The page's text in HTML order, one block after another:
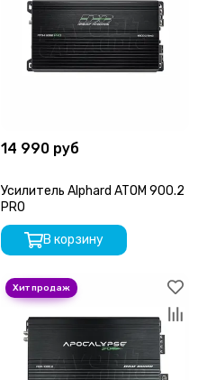
14 990 руб
Усилитель Alphard ATOM 900.2
PRO
В корзину